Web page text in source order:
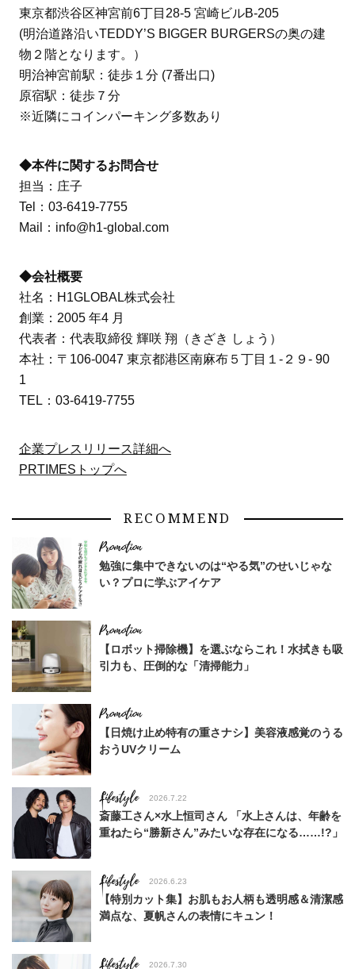
東京都渋谷区神宮前6丁目28-5 宮崎ビルB-205
(明治道路沿いTEDDY’S BIGGER BURGERSの奥の建
物２階となります。）
明治神宮前駅：徒歩１分 (7番出口)
原宿駅：徒歩７分
※近隣にコインパーキング多数あり
◆本件に関するお問合せ
担当：庄子
Tel：03-6419-7755
Mail：info@h1-global.com
◆会社概要
社名：H1GLOBAL株式会社
創業：2005 年4 月
代表者：代表取締役 輝咲 翔（きざき しょう）
本社：〒106-0047 東京都港区南麻布５丁目１-２９- 90
1
TEL：03-6419-7755
企業プレスリリース詳細へ
PRTIMESトップへ
RECOMMEND
勉強に集中できないのは“やる気”のせいじゃな
い？プロに学ぶアイケア
【ロボット掃除機】を選ぶならこれ！水拭きも吸
引力も、圧倒的な「清掃能力」
【日焼け止め特有の重さナシ】美容液感覚のうる
おうUVクリーム
Lifestyle 2026.7.22
斎藤工さん×水上恒司さん 「水上さんは、年齢を
重ねたら“勝新さん”みたいな存在になる……!?」
Lifestyle 2026.6.23
【特別カット集】お肌もお人柄も透明感＆清潔感
満点な、夏帆さんの表情にキュン！
Lifestyle 2026.7.30